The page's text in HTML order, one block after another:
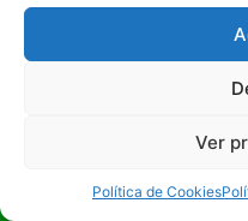
Ver
Política de Cookies
Salinas.